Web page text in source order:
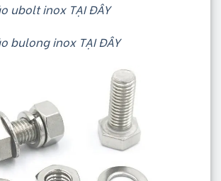
ubolt inox TẠI ĐÂY
bulong inox TẠI ĐÂY